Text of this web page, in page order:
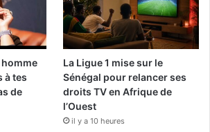
homme
à tes
de
La Ligue 1 mise sur le
Sénégal pour relancer ses
droits TV en Afrique de
l’Ouest
il y a 10 heures